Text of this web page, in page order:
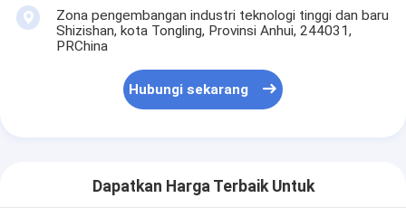
Zona pengembangan industri teknologi tinggi dan baru
Shizishan, kota Tongling, Provinsi Anhui, 244031,
PRChina
Hubungi sekarang
Dapatkan Harga Terbaik Untuk